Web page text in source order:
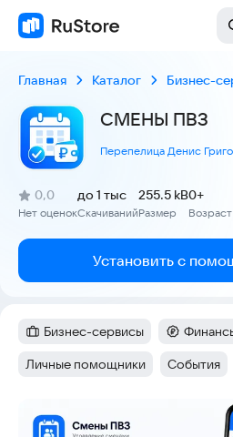
Главная Каталог Бизнес-
СМЕНЫ ПВЗ
Перепелица Денис
Рейтинг:
0,0
(
Нет оценок
)
Скачиваний
до 1 тыс
Размер
255.5 kB
Возраст
0+
Установить с
Категория :
Бизнес-сервисы Категория:
Тег:
Личные помощники Тег:
События
Скриншоты